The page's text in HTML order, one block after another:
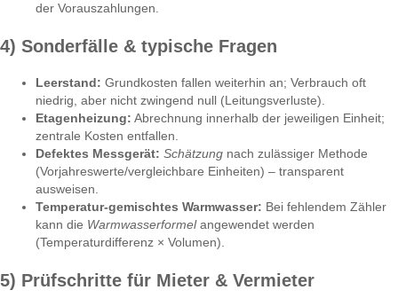
der Vorauszahlungen.
4) Sonderfälle & typische Fragen
Leerstand: Grundkosten fallen weiterhin an; Verbrauch oft
niedrig, aber nicht zwingend null (Leitungsverluste).
Etagenheizung: Abrechnung innerhalb der jeweiligen Einheit;
zentrale Kosten entfallen.
Defektes Messgerät: Schätzung nach zulässiger Methode
(Vorjahreswerte/vergleichbare Einheiten) – transparent
ausweisen.
Temperatur-gemischtes Warmwasser: Bei fehlendem Zähler
kann die Warmwasserformelangewendet werden
(Temperaturdifferenz × Volumen).
5) Prüfschritte für Mieter & Vermieter